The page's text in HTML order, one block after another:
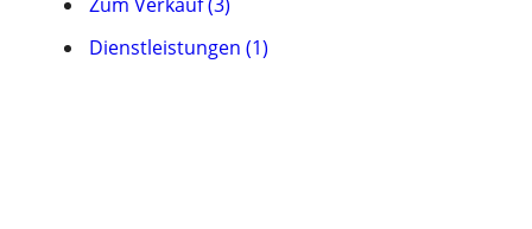
Dienstleistungen (1)